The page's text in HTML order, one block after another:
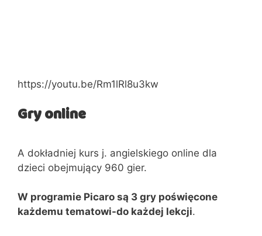
https://youtu.be/Rm1lRl8u3kw
Gry online
A dokładniej kurs j. angielskiego online dla
dzieci obejmujący 960 gier.
W programie Picaro są 3 gry poświęcone
każdemu tematowi-do każdej lekcji.